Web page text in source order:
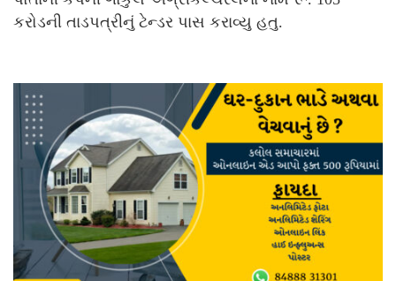
કરોડની તાડપત્રીનું ટેન્ડર પાસ કરાવ્યુ હતુ.